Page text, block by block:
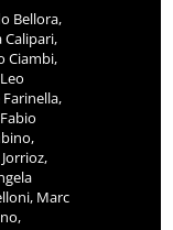
Bellora,
Ciambi,
Marc